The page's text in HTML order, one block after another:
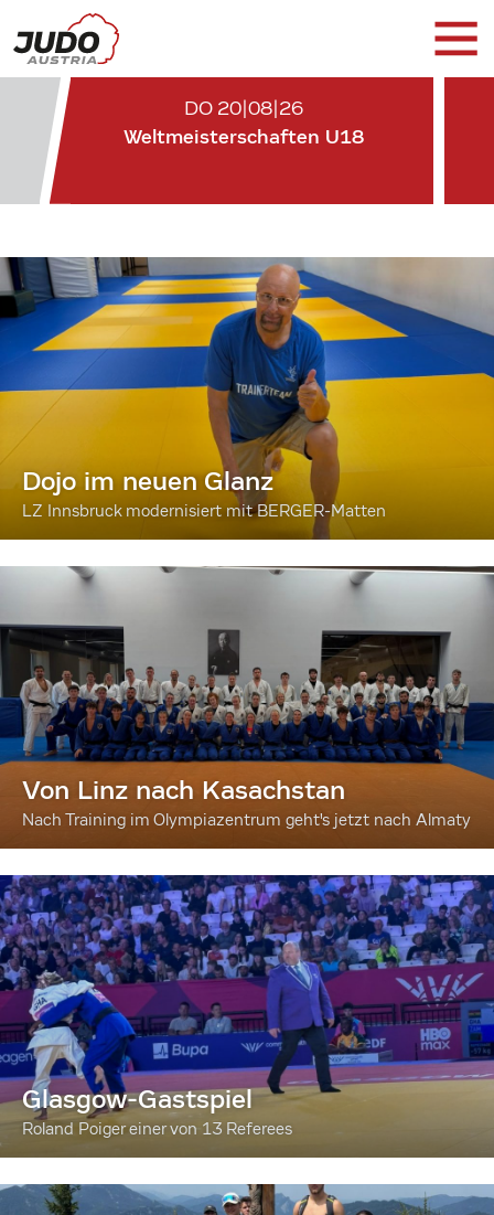
DO 20|08|26
Weltmeisterschaften U18
Dojo im neuen Glanz
LZ Innsbruck modernisiert mit BERGER-Matten
Von Linz nach Kasachstan
Nach Training im Olympiazentrum geht's jetzt nach Almaty
Glasgow-Gastspiel
Roland Poiger einer von 13 Referees